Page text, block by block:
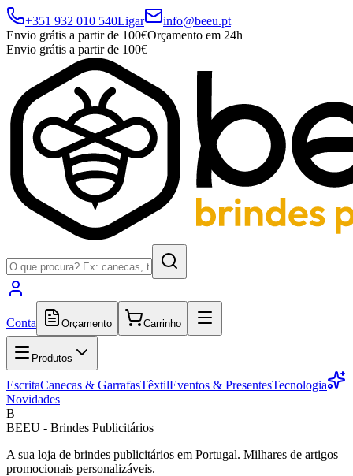
+351 932 010 540Ligar
info@beeu.pt
Envio grátis a partir de 100€Orçamento em 24h
Envio grátis a partir de 100€
Conta Orçamento Carrinho
Produtos
EscritaCanecas & GarrafasTêxtilEventos & PresentesTecnologia
Novidades
B
BEEU - Brindes Publicitários
A sua loja de brindes publicitários em Portugal. Milhares de artigos
promocionais personalizáveis.